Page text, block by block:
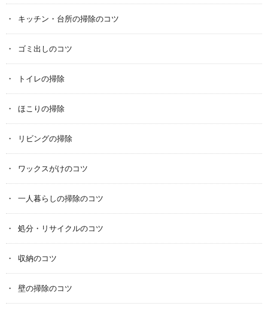
キッチン・台所の掃除のコツ
ゴミ出しのコツ
トイレの掃除
ほこりの掃除
リビングの掃除
ワックスがけのコツ
一人暮らしの掃除のコツ
処分・リサイクルのコツ
収納のコツ
壁の掃除のコツ